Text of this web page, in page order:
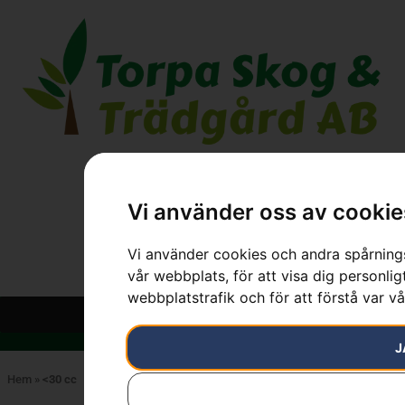
Vi använder oss av
Vi använder cookies och andra
vår webbplats, för att visa dig
webbplatstrafik och för att förstå var
Hem » <30 cc